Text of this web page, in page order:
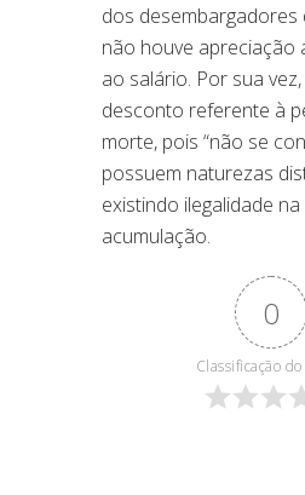
dos desembargadores
não houve apreciação
ao salário. Por sua
desconto referente à
morte, pois “não se
possuem naturezas
existindo ilegalidade na
acumulação.
0
Classificação